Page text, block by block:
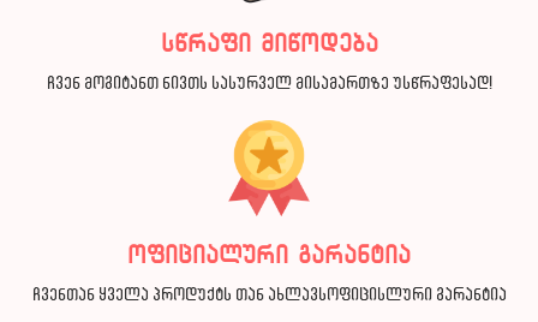
სწრაფი მიწოდება
ჩვენ მოგიტანთ ნივთს სასურველ მისამართზე უსწრაფესად!
ოფიციალური გარანტია
ჩვენთან ყველა პროდუქტს თან ახლავსოფიცისლური გარანტია